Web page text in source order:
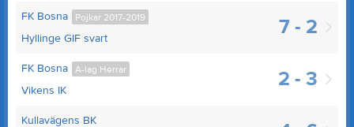
7 - 2
Pojkar 2017-2019
FK Bosna
Hyllinge GIF svart
2 - 3
A-lag Herrar
FK Bosna
Vikens IK
Kullavägens BK